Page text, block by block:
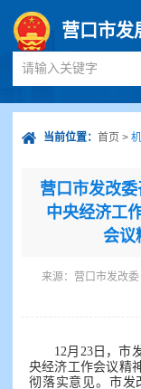
营口市发
请输入关键字
当前位置： 首页 >
营口市发改
中央经济工
会议
来源： 营口市发改委
12月23日，市
央经济工作会议精
彻落实意见。市发